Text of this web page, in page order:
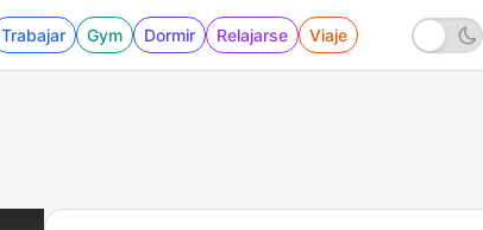
Trabajar Gym Dormir Relajarse Viaje